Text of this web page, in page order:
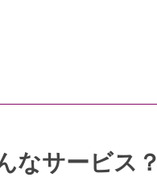
なサービス？